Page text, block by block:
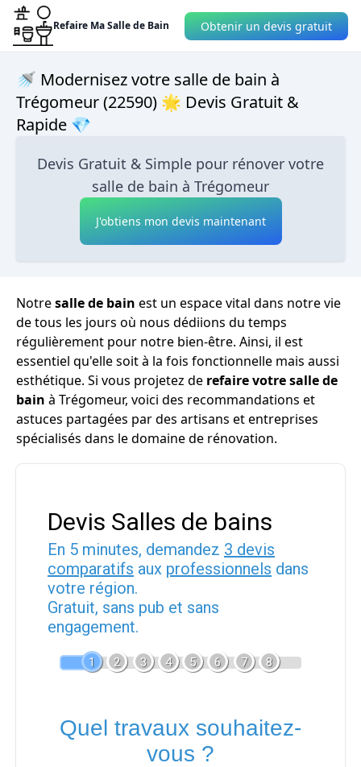
Refaire Ma Salle de Bain Obtenir un devis gratuit
🚿 Modernisez votre salle de bain à
Trégomeur (22590) 🌟 Devis Gratuit &
Rapide 💎
Devis Gratuit & Simple pour rénover votre
salle de bain à Trégomeur
J'obtiens mon devis maintenant
Notresalle de bain est un espace vital dans notre vie
de tous les jours où nous dédiions du temps
régulièrement pour notre bien-être. Ainsi, il est
essentiel qu'elle soit à la fois fonctionnelle mais aussi
esthétique. Si vous projetez de refaire votre salle de
bain à Trégomeur, voici des recommandations et
astuces partagées par des artisans et entreprises
spécialisés dans le domaine de rénovation.
Devis Salles de bains
En 5 minutes, demandez 3 devis
comparatifs aux professionnels dans
votre région.
Gratuit, sans pub et sans
engagement.
1 2 3 4 5 6 7 8
Quel travaux souhaitez-
vous ?